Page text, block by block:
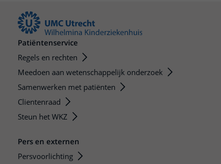
Patiëntenservice
Regels en rechten
Meedoen aan wetenschappelijk onderzoek
Samenwerken met patiënten
Clientenraad
Steun het WKZ
Pers en externen
Persvoorlichting